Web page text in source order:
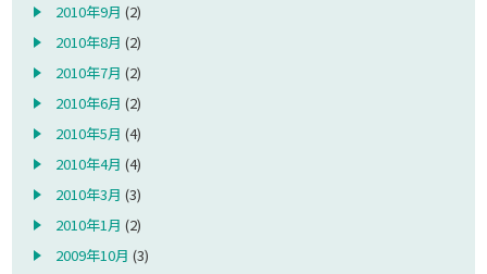
2010年9月 (2)
2010年8月 (2)
2010年7月 (2)
2010年6月 (2)
2010年5月 (4)
2010年4月 (4)
2010年3月 (3)
2010年1月 (2)
2009年10月 (3)